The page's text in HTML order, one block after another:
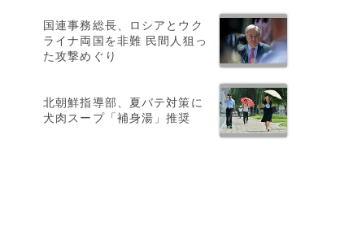
国連事務総長、ロシアとウク
ライナ両国を非難 民間人狙っ
た攻撃めぐり
北朝鮮指導部、夏バテ対策に
犬肉スープ「補身湯」推奨